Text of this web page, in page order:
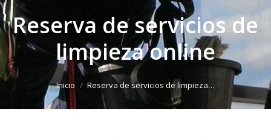
Reserva de servicios de
limpieza online
Estás aquí:
Inicio Reserva de servicios de limpieza…